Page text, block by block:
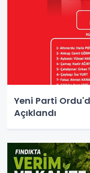
Yeni Parti
Açıklandı